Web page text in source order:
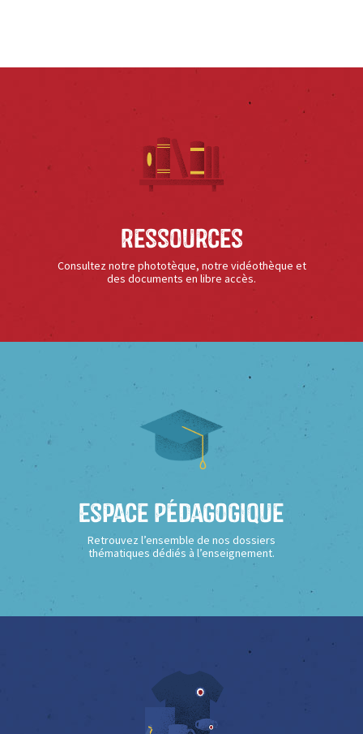
Ressources
Consultez notre phototèque, notre vidéothèque et
des documents en libre accès.
Espace Pédagogique
Retrouvez l’ensemble de nos dossiers
thématiques dédiés à l’enseignement.